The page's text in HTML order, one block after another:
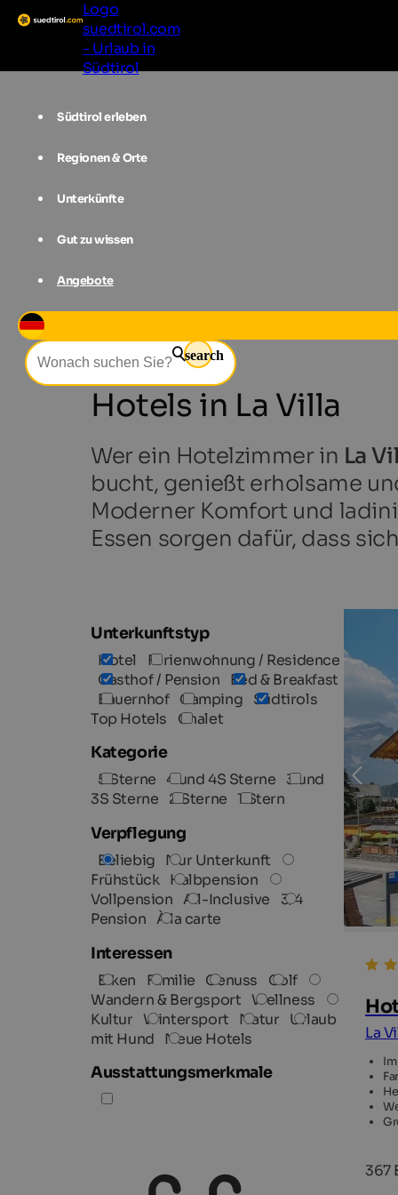
Logo
suedtirol.com
- Urlaub in
Südtirol
Südtirol erleben
Regionen & Orte
Unterkünfte
Gut zu wissen
Angebote
search
Hotels in La Villa
Wer ein Hotelzimmer in La
bucht, genießt erholsame
Moderner Komfort und
Essen sorgen dafür, dass
Unterkunftstyp
Hotel
Ferienwohnung / Residence
Gasthof / Pension
Bed & Breakfast
Bauernhof Camping
Südtirols
Top Hotels
Chalet
Kategorie
5 Sterne 4 und 4S Sterne
3 und
3S Sterne
2 Sterne 1 Stern
Verpflegung
Beliebig
Nur Unterkunft
Frühstück Halbpension
Vollpension All-Inclusive
3/4
Pension À la carte
Interessen
Biken Familie Genuss
Golf
Wandern & Bergsport Wellness
Kultur Wintersport Natur
Urlaub
mit Hund
Neue Hotels
Ausstattungsmerkmale
La
367